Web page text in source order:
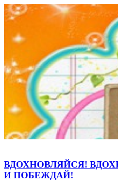
ВДОХНОВЛЯЙСЯ!
И ПОБЕЖДАЙ!